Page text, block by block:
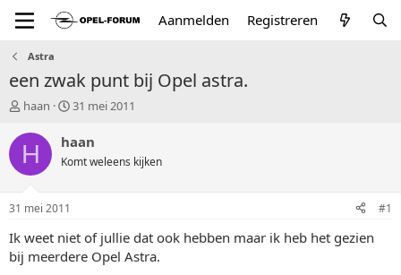
Aanmelden Registreren
Astra
een zwak punt bij Opel astra.
T
p
a
r
t
e
haan
S
a
t
u
31 mei 2011
H haan
Komt weleens kijken
31 mei 2011 #1
Ik weet niet of jullie dat ook hebben maar ik heb het gezien
bij meerdere Opel Astra.